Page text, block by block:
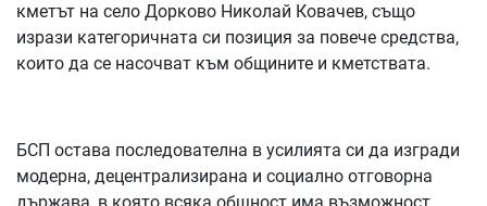
кметът на село Дорково Николай Ковачев, също
изрази категоричната си позиция за повече средства,
които да се насочват към общините и кметствата.
БСП остава последователна в усилията си да изгради
модерна, децентрализирана и социално отговорна